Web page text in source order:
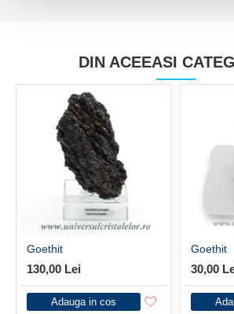
DIN ACEEASI
Goethit
130,00 Lei
Adauga in cos
Goethit
30,00